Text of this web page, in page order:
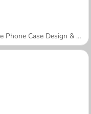
Mobile Phone Case Design & DIY